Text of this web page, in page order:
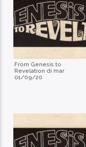
From Genesis to
Revelation di mar
01/09/20